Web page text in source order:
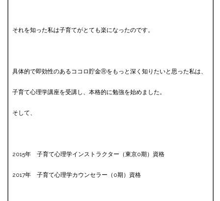
それを知った私は子育てがとても楽になったのです。
具体的で即効性のあるココロ貯金Ⓡをもっと深く知りたいと思った私は、
子育て心理学講座を受講し、本格的に勉強を始めました。
そして、
2015年 子育て心理学インストラクター（東京0期）資格
2017年 子育て心理学カウンセラー（0期）資格